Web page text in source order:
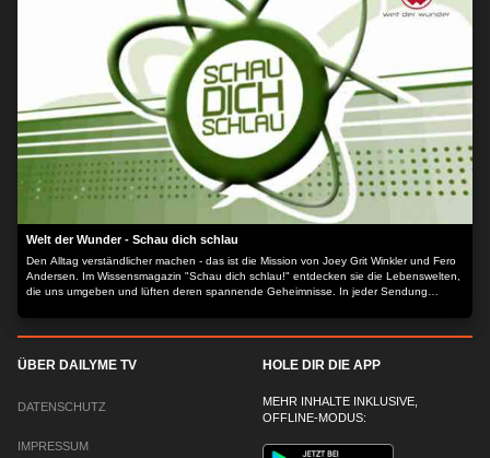
Welt der Wunder - Schau dich schlau
Den Alltag verständlicher machen - das ist die Mission von Joey Grit Winkler und Fero
Andersen. Im Wissensmagazin "Schau dich schlau!" entdecken sie die Lebenswelten,
die uns umgeben und lüften deren spannende Geheimnisse. In jeder Sendung
vermittelt spannendes Wissen.
ÜBER DAILYME TV
DATENSCHUTZ
IMPRESSUM
HOLE DIR DIE APP
MEHR INHALTE INKLUSIVE,
OFFLINE-MODUS: